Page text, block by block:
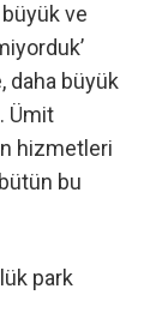
büyük ve
daha büyük
Ümit
hizmetleri
bu
park